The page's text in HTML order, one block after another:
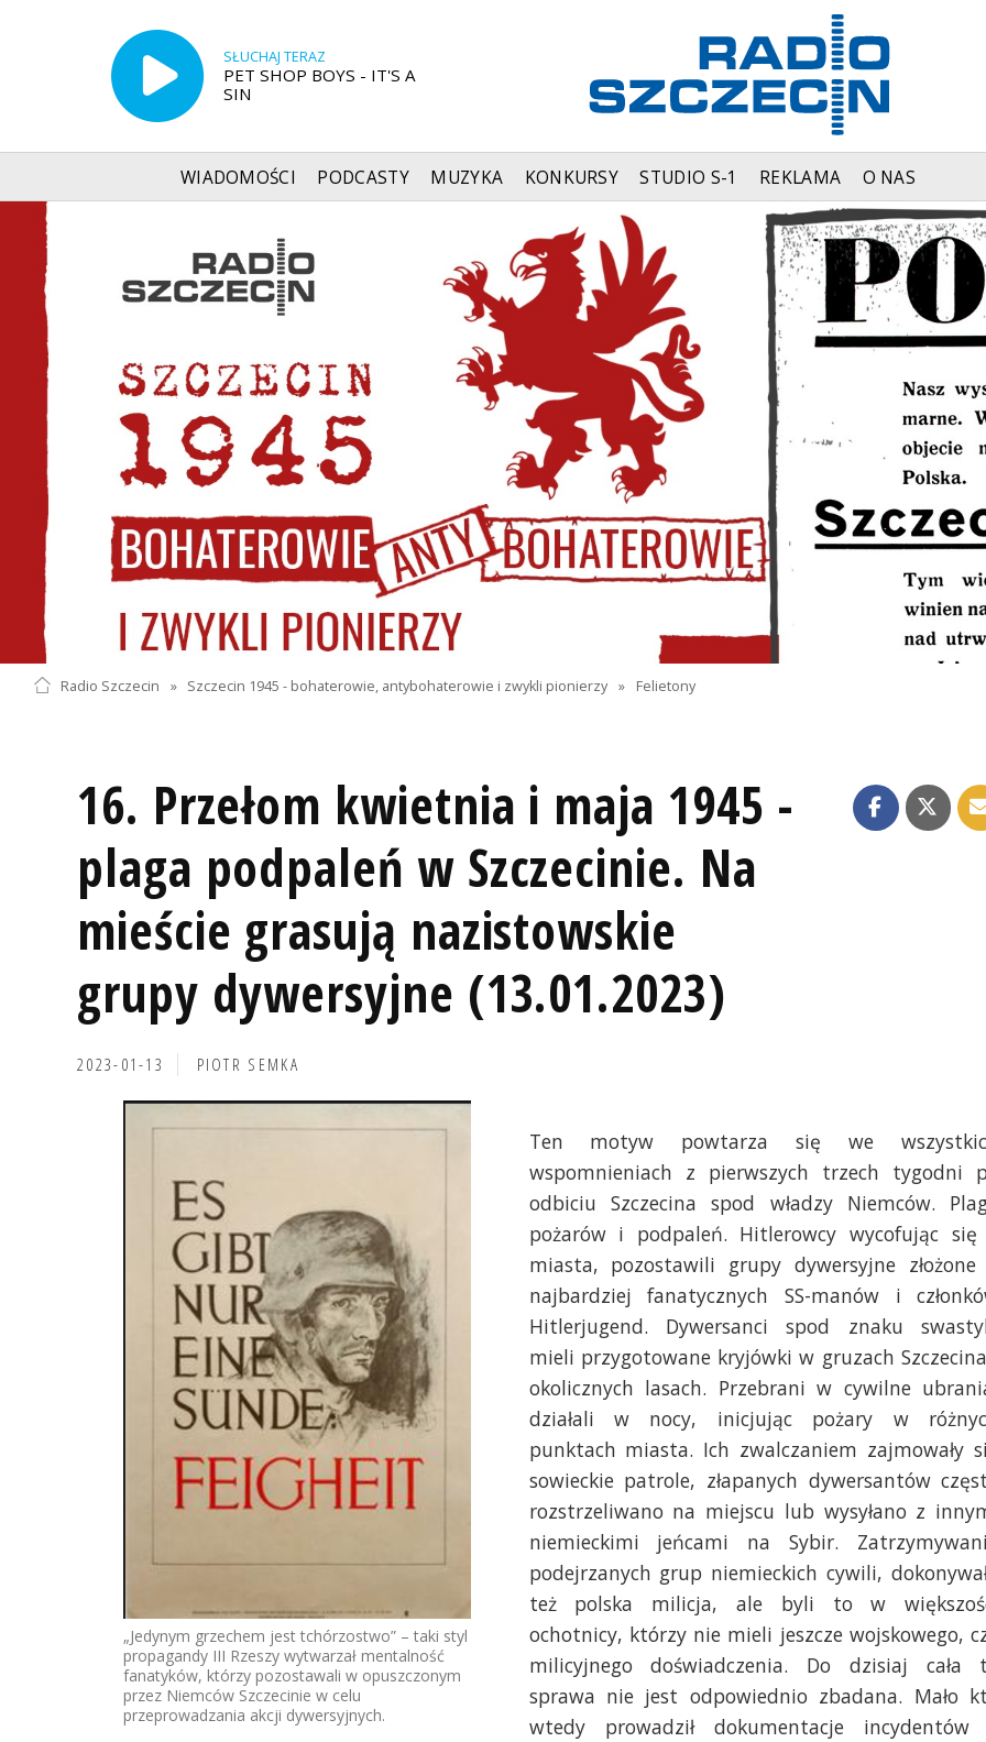
SŁUCHAJ TERAZ
PET SHOP BOYS - IT'S A
SIN
WIADOMOŚCI PODCASTY MUZYKA KONKURSY STUDIO S-1 REKLAMA O NAS
Radio Szczecin » Szczecin 1945 - bohaterowie, antybohaterowie i zwykli pionierzy » Felietony
16. Przełom kwietnia i maja 1945 -
plaga podpaleń w Szczecinie. Na
mieście grasują nazistowskie
grupy dywersyjne (13.01.2023)
2023-01-13 PIOTR SEMKA
„Jedynym grzechem jest tchórzostwo” – taki styl
propagandy III Rzeszy wytwarzał mentalność
fanatyków, którzy pozostawali w opuszczonym
przez Niemców Szczecinie w celu
przeprowadzania akcji dywersyjnych.
Ten motyw powtarza się we
wspomnieniach z pierwszych trzech tygodni
odbiciu Szczecina spod władzy Niemców.
pożarów i podpaleń. Hitlerowcy wycofując
miasta, pozostawili grupy dywersyjne
najbardziej fanatycznych SS-manów i
Hitlerjugend. Dywersanci spod znaku
mieli przygotowane kryjówki w gruzach
okolicznych lasach. Przebrani w cywilne
działali w nocy, inicjując pożary w
punktach miasta. Ich zwalczaniem zajmowały
sowieckie patrole, złapanych dywersantów
rozstrzeliwano na miejscu lub wysyłano z
niemieckimi jeńcami na Sybir.
podejrzanych grup niemieckich cywili,
też polska milicja, ale byli to w
ochotnicy, którzy nie mieli jeszcze wojskowego,
milicyjnego doświadczenia. Do dzisiaj cała
sprawa nie jest odpowiednio zbadana. Mało
wtedy prowadził dokumentacje incydentów